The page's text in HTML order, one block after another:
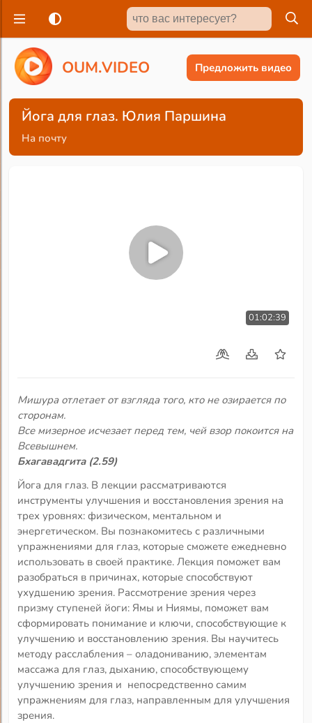
OUM.VIDEO Предложить видео
Йога для глаз. Юлия Паршина
На почту
01:02:39
Мишура отлетает от взгляда того, кто не озирается по
сторонам.
Все мизерное исчезает перед тем, чей взор покоится на
Всевышнем.
Бхагавадгита (2.59)
Йога для глаз. В лекции рассматриваются
инструменты улучшения и восстановления зрения на
трех уровнях: физическом, ментальном и
энергетическом. Вы познакомитесь с различными
упражнениями для глаз, которые сможете ежедневно
использовать в своей практике. Лекция поможет вам
разобраться в причинах, которые способствуют
ухудшению зрения. Рассмотрение зрения через
призму ступеней йоги: Ямы и Ниямы, поможет вам
сформировать понимание и ключи, способствующие к
улучшению и восстановлению зрения. Вы научитесь
методу расслабления – оладониванию, элементам
массажа для глаз, дыханию, способствующему
улучшению зрения и непосредственно самим
упражнениям для глаз, направленным для улучшения
зрения.